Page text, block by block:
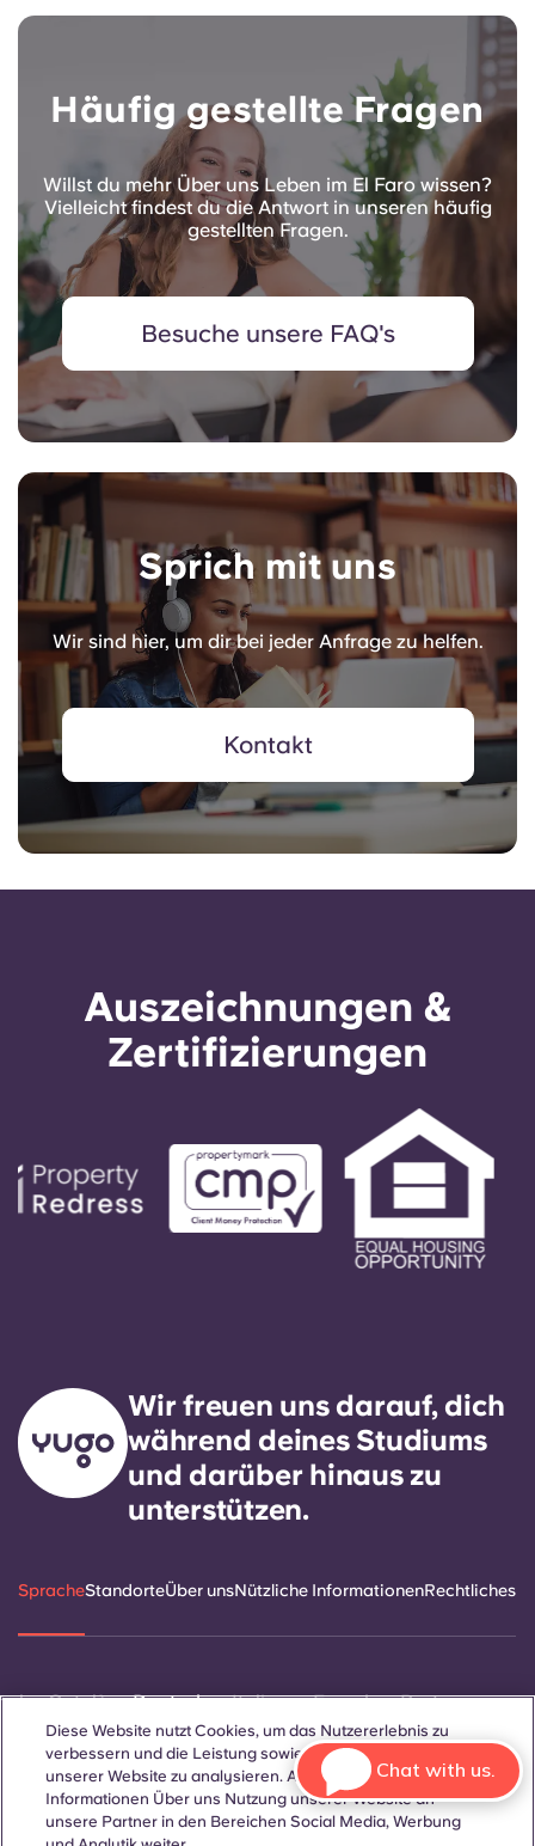
Häufig gestellte Fragen
Willst du mehr Über uns Leben im El Faro wissen?
Vielleicht findest du die Antwort in unseren häufig
gestellten Fragen.
Besuche unsere FAQ's
Sprich mit uns
Wir sind hier, um dir bei jeder Anfrage zu helfen.
Kontakt
Auszeichnungen &
Zertifizierungen
Wir freuen uns darauf, dich
während deines Studiums
und darüber hinaus zu
unterstützen.
SpracheStandorteÜber unsNützliche InformationenRechtliches
Català Deutsch Italian French Portuguese
Diese Website nutzt Cookies, um das Nutzererlebnis zu
verbessern und die Leistung sowie den Traffic auf
unserer Website zu analysieren. Außerdem geben wir
Informationen Über uns Nutzung unserer Website an
unsere Partner in den Bereichen Social Media, Werbung
Chat with us.